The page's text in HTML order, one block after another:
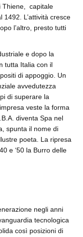
Thiene, capitale
L’attività cresce
l’altro, presto tutti
e dopo la
tutta Italia con il
di appoggio. Un
avvedutezza
di superare la
veste la forma
diventa Spa nel
spunta il nome di
poeta. La ripresa
e ‘50 la Burro delle
negli anni
tecnologica
così posizioni di